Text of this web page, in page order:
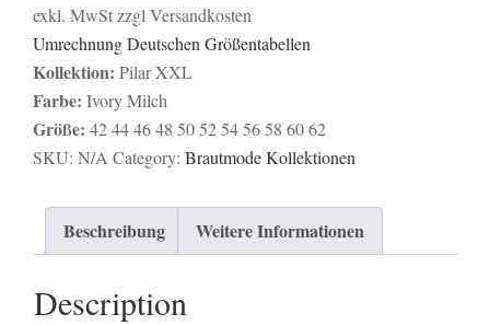
exkl. MwSt zzgl Versandkosten
Umrechnung Deutschen Größentabellen
Kollektion: Pilar XXL
Farbe: Ivory Milch
Größe: 42444648 5052545658 6062
SKU: N/A Category: Brautmode Kollektionen
Beschreibung Weitere Informationen
Description